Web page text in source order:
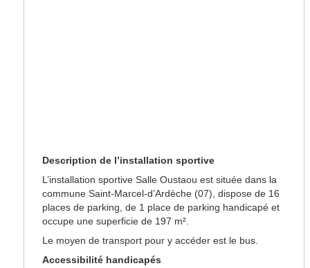
Description de l’installation sportive
L’installation sportive Salle Oustaou est située dans la
commune Saint-Marcel-d’Ardèche (07), dispose de 16
places de parking, de 1 place de parking handicapé et
occupe une superficie de 197 m².
Le moyen de transport pour y accéder est le bus.
Accessibilité handicapés